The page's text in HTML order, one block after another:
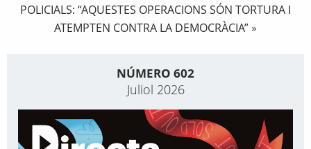
POLICIALS: “AQUESTES OPERACIONS SÓN TORTURA I
ATEMPTEN CONTRA LA DEMOCRÀCIA” »
NÚMERO 602
Juliol 2026